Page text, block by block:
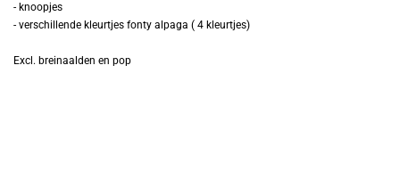
- knoopjes
- verschillende kleurtjes fonty alpaga ( 4 kleurtjes)
Excl. breinaalden en pop